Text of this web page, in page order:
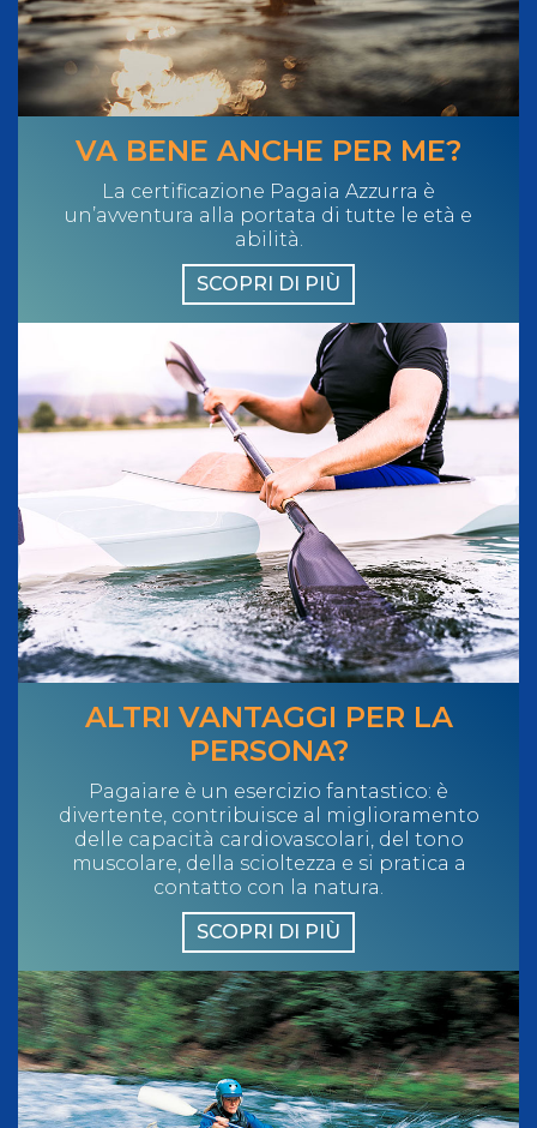
VA BENE ANCHE PER ME?
La certificazione Pagaia Azzurra è
un’avventura alla portata di tutte le età e
abilità.
SCOPRI DI PIÙ
ALTRI VANTAGGI PER LA
PERSONA?
Pagaiare è un esercizio fantastico: è
divertente, contribuisce al miglioramento
delle capacità cardiovascolari, del tono
muscolare, della scioltezza e si pratica a
contatto con la natura.
SCOPRI DI PIÙ